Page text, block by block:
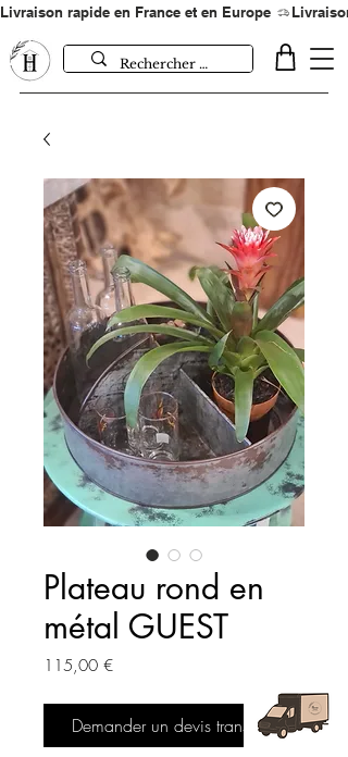
Livraison rapide en France et en Europe
Plateau rond en
métal GUEST
115,00 €Prix
Demander un devis transport